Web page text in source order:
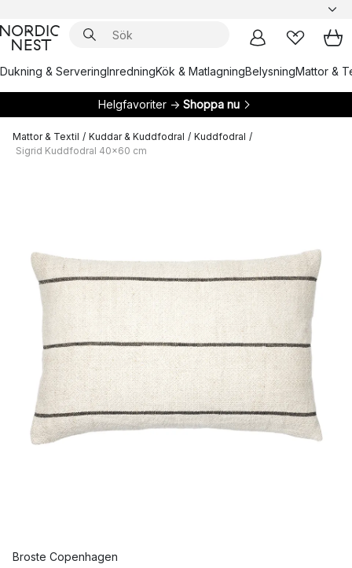
Dukning & ServeringInredningKök & MatlagningBelysningMattor &
Helgfavoriter → Shoppa nu
Mattor & Textil / Kuddar & Kuddfodral / Kuddfodral /
Sigrid Kuddfodral 40x60 cm
Broste Copenhagen